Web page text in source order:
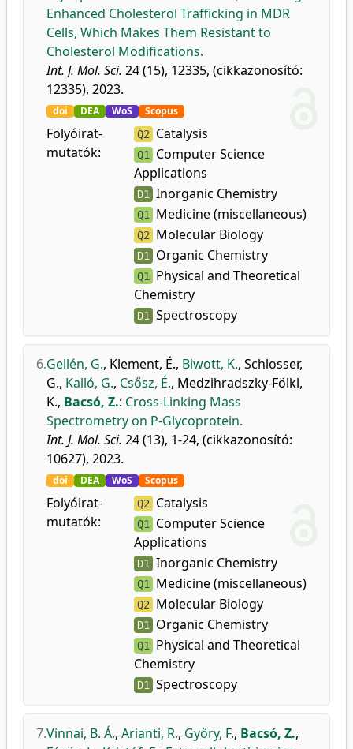
Enhanced Cholesterol Trafficking in MDR
Cells, Which Makes Them Resistant to
Cholesterol Modifications.
Int. J. Mol. Sci. 24 (15), 12335, (cikkazonosító:
12335), 2023.
doi DEA WoS Scopus
Folyóirat-
mutatók:
Q2 Catalysis
Q1
Computer Science
Applications
D1 Inorganic Chemistry
Q1 Medicine (miscellaneous)
Q2 Molecular Biology
D1 Organic Chemistry
Q1
Physical and Theoretical
Chemistry
D1 Spectroscopy
6.Gellén, G., Klement, É., Biwott, K., Schlosser,
G., Kalló, G., Csősz, É., Medzihradszky-Fölkl,
K., Bacsó, Z.: Cross-Linking Mass
Spectrometry on P-Glycoprotein.
Int. J. Mol. Sci. 24 (13), 1-24, (cikkazonosító:
10627), 2023.
doi DEA WoS Scopus
Folyóirat-
mutatók:
Q2 Catalysis
Q1
Computer Science
Applications
D1 Inorganic Chemistry
Q1 Medicine (miscellaneous)
Q2 Molecular Biology
D1 Organic Chemistry
Q1
Physical and Theoretical
Chemistry
D1 Spectroscopy
7.Vinnai, B. Á., Arianti, R., Győry, F., Bacsó, Z.,